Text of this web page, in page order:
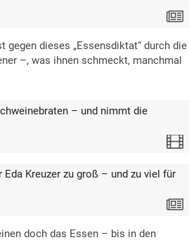
dieses „Essensdiktat“ durch die
–, was ihnen schmeckt, manchmal
– und nimmt die
Kreuzer zu groß – und zu viel für
doch das Essen – bis in den